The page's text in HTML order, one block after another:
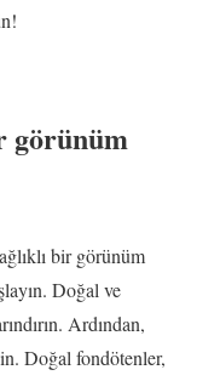
görünüm
bir görünüm
Doğal ve
Ardından,
Doğal fondötenler,